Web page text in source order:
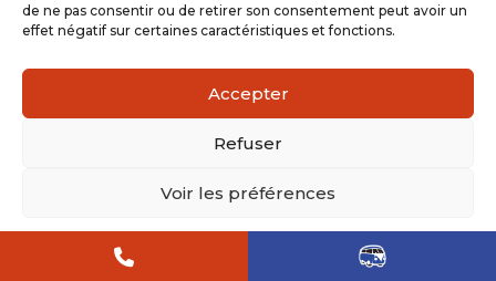
de ne pas consentir ou de retirer son consentement peut avoir un
effet négatif sur certaines caractéristiques et fonctions.
Accepter
Refuser
Voir les préférences
Politique de cookies Mentions légales
Van Explorer
Van Fordy
Van Globe Trotter
Tentes de toit
Vente de vans
Carte cadeau
Contact
Actualités